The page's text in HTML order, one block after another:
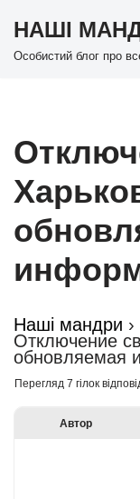
Перейти
НАШІ
Особистий блог про
Наші мандри ›
Отключение
обновляемая
Перегляд 7 гілок
Автор